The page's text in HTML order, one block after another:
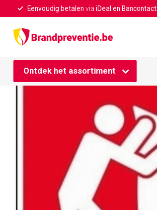
Eenvoudig betalen via iDeal en Bancontact
Ontdek het assortiment
Home / Branddeken pictogram